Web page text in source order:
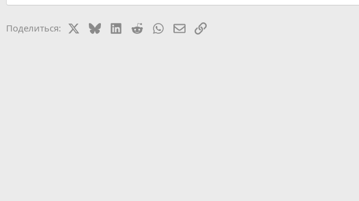
Поделиться: BlueskyLinkedIn
Reddit WhatsApp
Электронная почта
Ссылка